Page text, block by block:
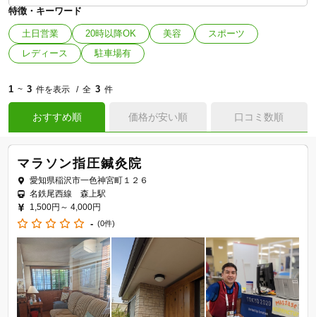
特徴・キーワード
土日営業 20時以降OK 美容
スポーツ
レディース
駐車場有
1 ~ 3 件を表示 全 3 件
おすすめ順 価格が安い順 口コミ数順
マラソン指圧鍼灸院
愛知県稲沢市一色神宮町１２６
名鉄尾西線 森上駅
1,500円～ 4,000円
- (0件)